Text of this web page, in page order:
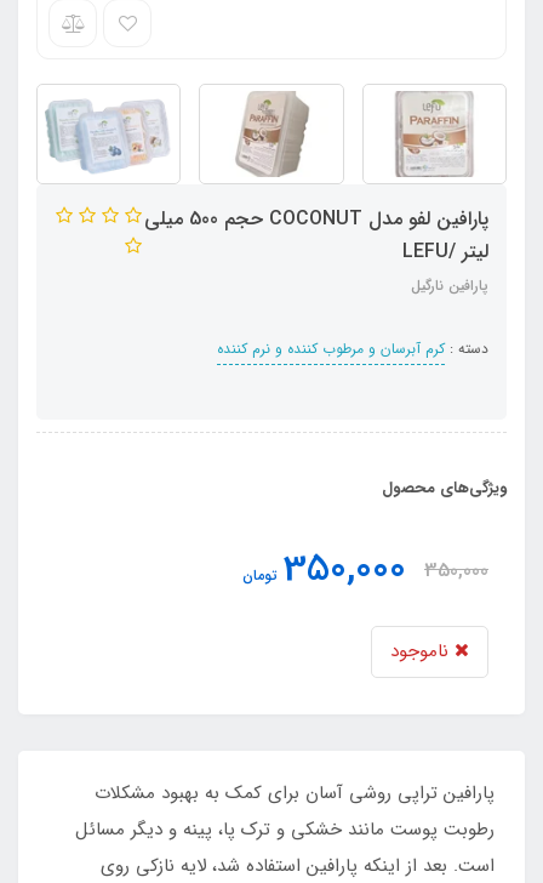
پارافین لفو مدل COCONUT حجم 500 میلی
لیتر /LEFU
پارافین نارگیل
دسته :کرم آبرسان و مرطوب کننده و نرم کننده
ویژگی‌های محصول
350,000
350,000 تومان
ناموجود
پارافین تراپی روشی آسان برای کمک به بهبود مشکلات
رطوبت پوست مانند خشکی و ترک پا، پینه و دیگر مسائل
است. بعد از اینکه پارافین استفاده شد، لایه نازکی روی